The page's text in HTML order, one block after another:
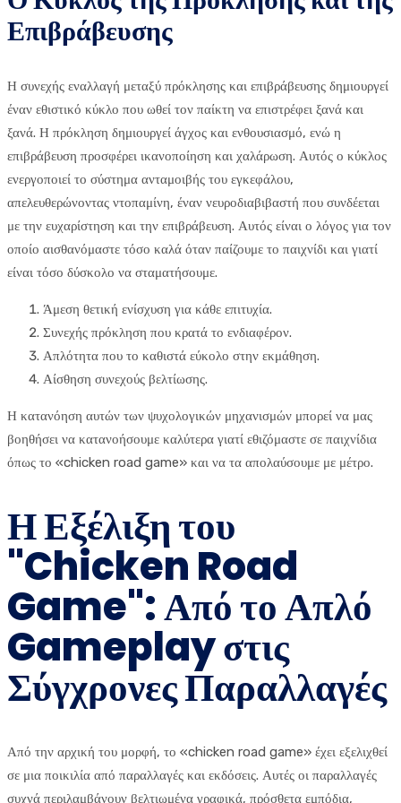
Επιβράβευσης
Η συνεχής εναλλαγή μεταξύ πρόκλησης και επιβράβευσης δημιουργεί
έναν εθιστικό κύκλο που ωθεί τον παίκτη να επιστρέφει ξανά και
ξανά. Η πρόκληση δημιουργεί άγχος και ενθουσιασμό, ενώ η
επιβράβευση προσφέρει ικανοποίηση και χαλάρωση. Αυτός ο κύκλος
ενεργοποιεί το σύστημα ανταμοιβής του εγκεφάλου,
απελευθερώνοντας ντοπαμίνη, έναν νευροδιαβιβαστή που συνδέεται
με την ευχαρίστηση και την επιβράβευση. Αυτός είναι ο λόγος για τον
οποίο αισθανόμαστε τόσο καλά όταν παίζουμε το παιχνίδι και γιατί
είναι τόσο δύσκολο να σταματήσουμε.
Άμεση θετική ενίσχυση για κάθε επιτυχία.
Συνεχής πρόκληση που κρατά το ενδιαφέρον.
Απλότητα που το καθιστά εύκολο στην εκμάθηση.
Αίσθηση συνεχούς βελτίωσης.
Η κατανόηση αυτών των ψυχολογικών μηχανισμών μπορεί να μας
βοηθήσει να κατανοήσουμε καλύτερα γιατί εθιζόμαστε σε παιχνίδια
όπως το «chicken road game» και να τα απολαύσουμε με μέτρο.
Η Εξέλιξη του
"Chicken Road
Game": Από το Απλό
Gameplay στις
Σύγχρονες Παραλλαγές
Από την αρχική του μορφή, το «chicken road game» έχει εξελιχθεί
σε μια ποικιλία από παραλλαγές και εκδόσεις. Αυτές οι παραλλαγές
συχνά περιλαμβάνουν βελτιωμένα γραφικά, πρόσθετα εμπόδια,